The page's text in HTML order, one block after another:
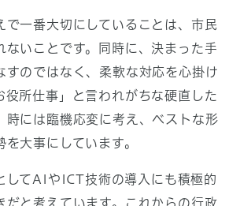
で一番大切にしていることは、市民
ないことです。同時に、決まった手
すのではなく、柔軟な対応を心掛け
役所仕事」と言われがちな硬直した
時には臨機応変に考え、ベストな形
を大事にしています。
してAIやICT技術の導入にも積極的
だと考えています。これからの行政